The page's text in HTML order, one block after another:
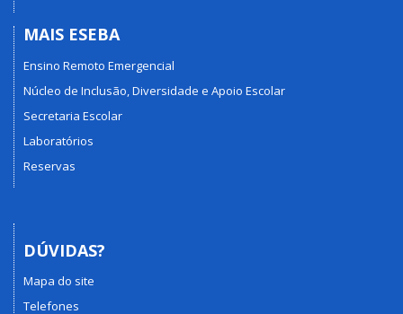
MAIS ESEBA
Ensino Remoto Emergencial
Núcleo de Inclusão, Diversidade e Apoio Escolar
Secretaria Escolar
Laboratórios
Reservas
DÚVIDAS?
Mapa do site
Telefones